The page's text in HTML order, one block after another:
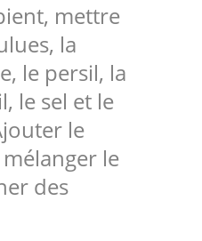
mettre
la
le persil, la
le sel et le
le
le
des